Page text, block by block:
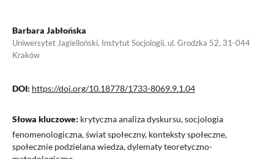
Barbara Jabłońska
Uniwersytet Jagielloński, Instytut Socjologii, ul. Grodzka 52, 31-044
Kraków
DOI: https://doi.org/10.18778/1733-8069.9.1.04
Słowa kluczowe: krytyczna analiza dyskursu, socjologia
fenomenologiczna, świat społeczny, konteksty społeczne,
społecznie podzielana wiedza, dylematy teoretyczno-